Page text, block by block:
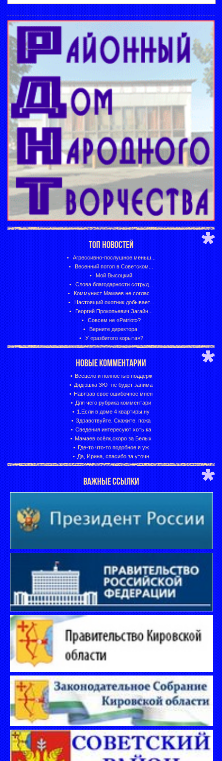
ТОП НОВОСТЕЙ
Агрессивно-послушное меньш...
Весенний потоп в Советском...
Мой Высоцкий
Слова благодарности сотруд...
Коммунист Мамаев не соглас...
Настоящий охотник добывает...
Георгий Прокопьевич Загайн...
Совсем не «Patriot»?
Верните директора!
У «разбитого корыта»?
НОВЫЕ КОММЕНТАРИИ
Всецело и полностью поддерж
Дядюшка ЗЮ -не будет занима
Навязав свое ошибочное мнен
Для чего рубрика комментари
1.Если в доме 4 квартиры,ну
Здравствуйте. Скажите, пожа
Сведения интересуют хоть ка
Мамаев осёлк,скоро за Белых
Где-то что-то подобное я уж
Да, Ирина, спасибо за уточн
ВАЖНЫЕ ССЫЛКИ